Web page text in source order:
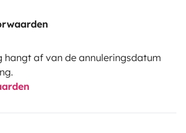
hangt af van de annuleringsdatum